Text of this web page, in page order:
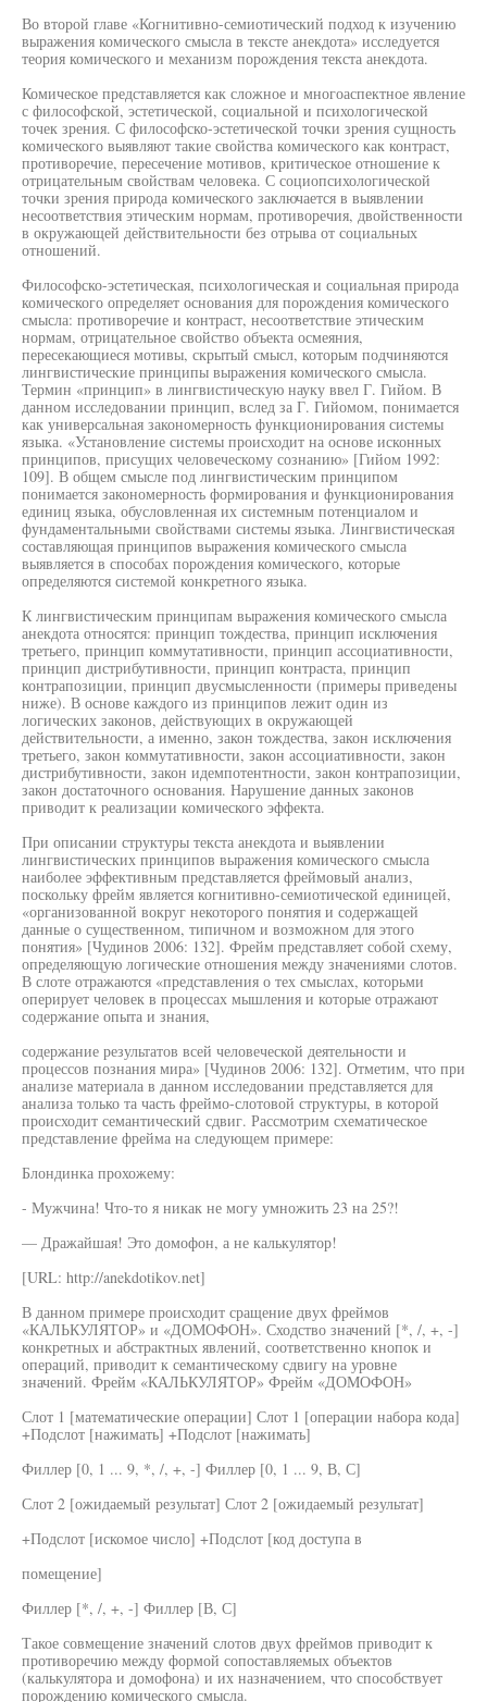
Во второй главе «Когнитивно-семиотический подход к изучению
выражения комического смысла в тексте анекдота» исследуется
теория комического и механизм порождения текста анекдота.
Комическое представляется как сложное и многоаспектное явление
с философской, эстетической, социальной и психологической
точек зрения. С философско-эстетической точки зрения сущность
комического выявляют такие свойства комического как контраст,
противоречие, пересечение мотивов, критическое отношение к
отрицательным свойствам человека. С социопсихологической
точки зрения природа комического заключается в выявлении
несоответствия этическим нормам, противоречия, двойственности
в окружающей действительности без отрыва от социальных
отношений.
Философско-эстетическая, психологическая и социальная природа
комического определяет основания для порождения комического
смысла: противоречие и контраст, несоответствие этическим
нормам, отрицательное свойство объекта осмеяния,
пересекающиеся мотивы, скрытый смысл, которым подчиняются
лингвистические принципы выражения комического смысла.
Термин «принцип» в лингвистическую науку ввел Г. Гийом. В
данном исследовании принцип, вслед за Г. Гийомом, понимается
как универсальная закономерность функционирования системы
языка. «Установление системы происходит на основе исконных
принципов, присущих человеческому сознанию» [Гийом 1992:
109]. В общем смысле под лингвистическим принципом
понимается закономерность формирования и функционирования
единиц языка, обусловленная их системным потенциалом и
фундаментальными свойствами системы языка. Лингвистическая
составляющая принципов выражения комического смысла
выявляется в способах порождения комического, которые
определяются системой конкретного языка.
К лингвистическим принципам выражения комического смысла
анекдота относятся: принцип тождества, принцип исключения
третьего, принцип коммутативности, принцип ассоциативности,
принцип дистрибутивности, принцип контраста, принцип
контрапозиции, принцип двусмысленности (примеры приведены
ниже). В основе каждого из принципов лежит один из
логических законов, действующих в окружающей
действительности, а именно, закон тождества, закон исключения
третьего, закон коммутативности, закон ассоциативности, закон
дистрибутивности, закон идемпотентности, закон контрапозиции,
закон достаточного основания. Нарушение данных законов
приводит к реализации комического эффекта.
При описании структуры текста анекдота и выявлении
лингвистических принципов выражения комического смысла
наиболее эффективным представляется фреймовый анализ,
поскольку фрейм является когнитивно-семиотической единицей,
«организованной вокруг некоторого понятия и содержащей
данные о существенном, типичном и возможном для этого
понятия» [Чудинов 2006: 132]. Фрейм представляет собой схему,
определяющую логические отношения между значениями слотов.
В слоте отражаются «представления о тех смыслах, которьми
оперирует человек в процессах мышления и которые отражают
содержание опыта и знания,
содержание результатов всей человеческой деятельности и
процессов познания мира» [Чудинов 2006: 132]. Отметим, что при
анализе материала в данном исследовании представляется для
анализа только та часть фреймо-слотовой структуры, в которой
происходит семантический сдвиг. Рассмотрим схематическое
представление фрейма на следующем примере:
Блондинка прохожему:
- Мужчина! Что-то я никак не могу умножить 23 на 25?!
— Дражайшая! Это домофон, а не калькулятор!
[URL: http://anekdotikov.net]
В данном примере происходит сращение двух фреймов
«КАЛЬКУЛЯТОР» и «ДОМОФОН». Сходство значений [*, /, +, -]
конкретных и абстрактных явлений, соответственно кнопок и
операций, приводит к семантическому сдвигу на уровне
значений. Фрейм «КАЛЬКУЛЯТОР» Фрейм «ДОМОФОН»
Слот 1 [математические операции] Слот 1 [операции набора кода]
+Подслот [нажимать] +Подслот [нажимать]
Филлер [0, 1 ... 9, *, /, +, -] Филлер [0, 1 ... 9, В, С]
Слот 2 [ожидаемый результат] Слот 2 [ожидаемый результат]
+Подслот [искомое число] +Подслот [код доступа в
помещение]
Филлер [*, /, +, -] Филлер [В, С]
Такое совмещение значений слотов двух фреймов приводит к
противоречию между формой сопоставляемых объектов
(калькулятора и домофона) и их назначением, что способствует
порождению комического смысла.